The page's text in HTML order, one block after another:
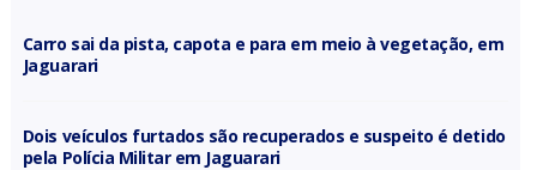
Carro sai da pista, capota e para em meio à vegetação, em
Jaguarari
Dois veículos furtados são recuperados e suspeito é detido
pela Polícia Militar em Jaguarari